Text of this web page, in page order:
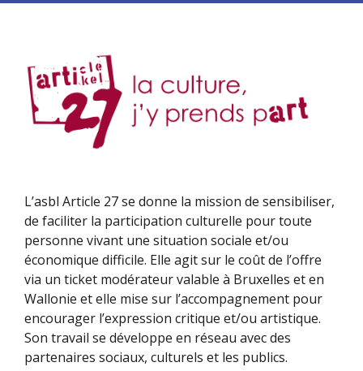
L’asbl Article 27 se donne la mission de sensibiliser,
de faciliter la participation culturelle pour toute
personne vivant une situation sociale et/ou
économique difficile. Elle agit sur le coût de l’offre
via un ticket modérateur valable à Bruxelles et en
Wallonie et elle mise sur l’accompagnement pour
encourager l’expression critique et/ou artistique.
Son travail se développe en réseau avec des
partenaires sociaux, culturels et les publics.